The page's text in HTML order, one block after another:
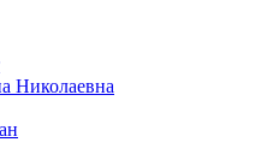
Николаевна